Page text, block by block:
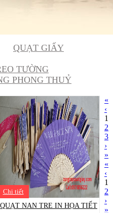
QUẠT GIẤY
TƯỜNG
PHONG THUỶ
Chi tiết
QUẠT NAN TRE IN HỌA TIẾT
«
‹
1
2
3
›
»
«
‹
1
2
›
»